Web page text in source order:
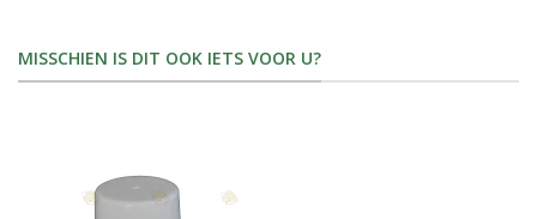
MISSCHIEN IS DIT OOK IETS VOOR U?